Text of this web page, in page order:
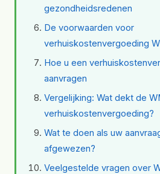
gezondheidsredenen
De voorwaarden voor
verhuiskostenvergoeding
Hoe u een
aanvragen
Vergelijking: Wat dekt de
verhuiskostenvergoeding?
Wat te doen als uw
afgewezen?
Veelgestelde vragen over